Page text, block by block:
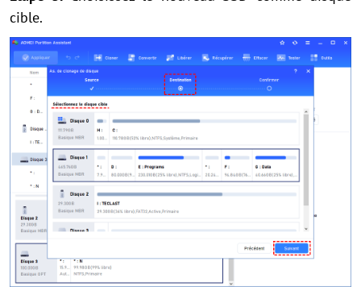
cible.